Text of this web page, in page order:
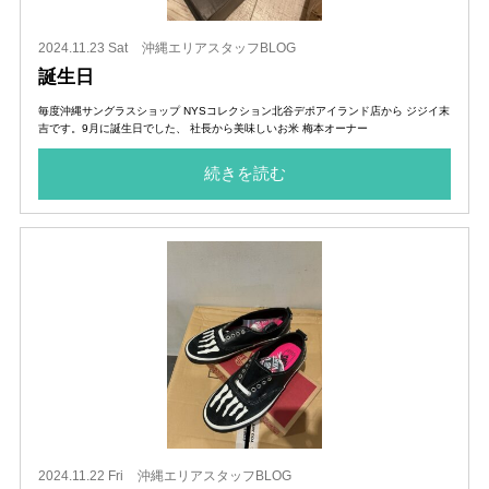
2024.11.23 Sat 沖縄エリアスタッフBLOG
誕生日
毎度沖縄サングラスショップ NYSコレクション北谷デポアイランド店から ジジイ末
吉です。9月に誕生日でした、 社長から美味しいお米 梅本オーナー
続きを読む
2024.11.22 Fri 沖縄エリアスタッフBLOG